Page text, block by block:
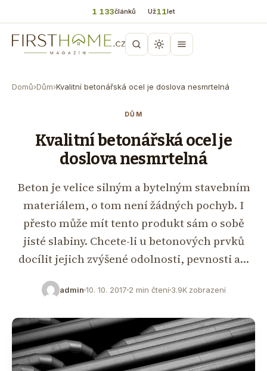
1 133článků Už11let
Domů›Dům›Kvalitní betonářská ocel je doslova nesmrtelná
DŮM
Kvalitní betonářská ocel je
doslova nesmrtelná
Beton je velice silným a bytelným stavebním
materiálem, o tom není žádných pochyb. I
přesto může mít tento produkt sám o sobě
jisté slabiny. Chcete-li u betonových prvků
docílit jejich zvýšené odolnosti, pevnosti a…
admin 10. 10. 2017 2 min čtení3.9K zobrazení